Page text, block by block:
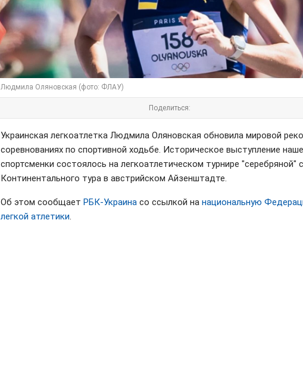
Людмила Оляновская (фото: ФЛАУ)
Поделиться:
Украинская легкоатлетка Людмила Оляновская обновила мировой
соревнованиях по спортивной ходьбе. Историческое выступление
спортсменки состоялось на легкоатлетическом турнире "серебряной"
Континентального тура в австрийском Айзенштадте.
Об этом сообщает РБК-Украина со ссылкой на национальную
легкой атлетики.